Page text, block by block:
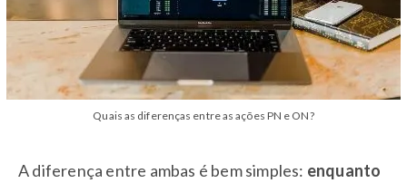
Quais as diferenças entre as ações PN e ON?
A diferença entre ambas é bem simples: enquanto